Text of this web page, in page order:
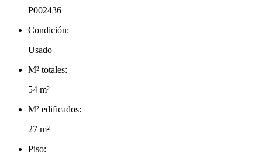
P002436
Condición:
Usado
M² totales:
54 m²
M² edificados:
27 m²
Piso: